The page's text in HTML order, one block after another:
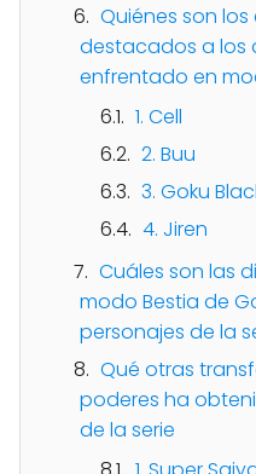
Quiénes son
destacados a los
enfrentado en
1. Cell
2. Buu
3. Goku
4. Jiren
Cuáles son las
modo Bestia de
personajes de la
Qué otras
poderes ha
de la serie